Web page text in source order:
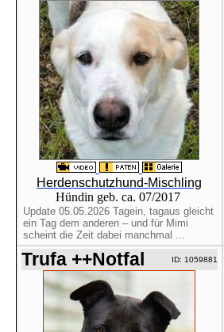
Herdenschutzhund-Mischling
Hündin geb. ca. 07/2017
Update 05.05.2026 Tagein, tagaus gleicht
ein Tag dem anderen – und für Mimi
scheint die Zeit dabei manchmal ...
Trufa ++Notfal ID: 1059881